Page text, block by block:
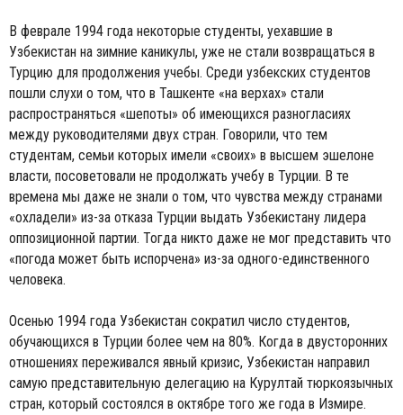
В феврале 1994 года некоторые студенты, уехавшие в
Узбекистан на зимние каникулы, уже не стали возвращаться в
Турцию для продолжения учебы. Среди узбекских студентов
пошли слухи о том, что в Ташкенте «на верхах» стали
распространяться «шепоты» об имеющихся разногласиях
между руководителями двух стран. Говорили, что тем
студентам, семьи которых имели «своих» в высшем эшелоне
власти, посоветовали не продолжать учебу в Турции. В те
времена мы даже не знали о том, что чувства между странами
«охладели» из-за отказа Турции выдать Узбекистану лидера
оппозиционной партии. Тогда никто даже не мог представить что
«погода может быть испорчена» из-за одного-единственного
человека.
Осенью 1994 года Узбекистан сократил число студентов,
обучающихся в Турции более чем на 80%. Когда в двусторонних
отношениях переживался явный кризис, Узбекистан направил
самую представительную делегацию на Курултай тюркоязычных
стран, который состоялся в октябре того же года в Измире.